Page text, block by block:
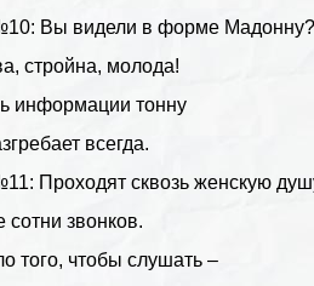
Вы видели в форме Мадонну?
стройна, молода!
информации тонну
всегда.
Проходят сквозь женскую
сотни звонков.
того, чтобы слушать –